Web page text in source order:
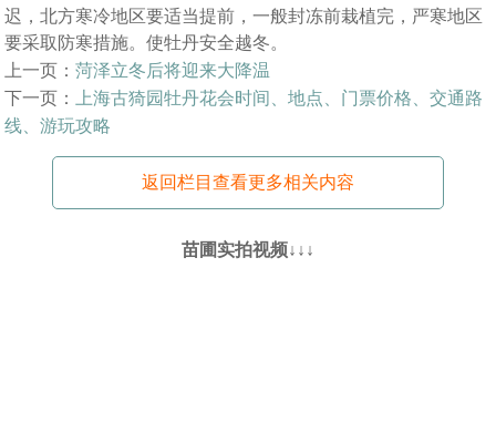
迟，北方寒冷地区要适当提前，一般封冻前栽植完，严寒地区
要采取防寒措施。使牡丹安全越冬。
上一页：菏泽立冬后将迎来大降温
下一页：
上海古猗园牡丹花会时间、地点、门票价格、交通路
线、游玩攻略
返回栏目查看更多相关内容
苗圃实拍视频↓↓↓